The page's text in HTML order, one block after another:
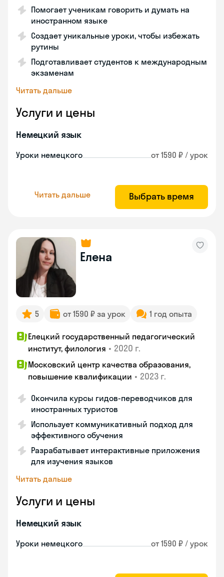
Помогает ученикам говорить и думать на
иностранном языке
Создает уникальные уроки, чтобы избежать
рутины
Подготавливает студентов к международным
экзаменам
Читать дальше
Услуги и цены
Немецкий язык
Уроки немецкого от 1590 ₽ / урок
Читать дальше Выбрать время
Елена
5 от 1590 ₽ за урок 1 год опыта
Елецкий государственный педагогический
институт, филология • 2020 г.
Московский центр качества образования,
повышение квалификации • 2023 г.
Окончила курсы гидов-переводчиков для
иностранных туристов
Использует коммуникативный подход для
эффективного обучения
Разрабатывает интерактивные приложения
для изучения языков
Читать дальше
Услуги и цены
Немецкий язык
Уроки немецкого от 1590 ₽ / урок